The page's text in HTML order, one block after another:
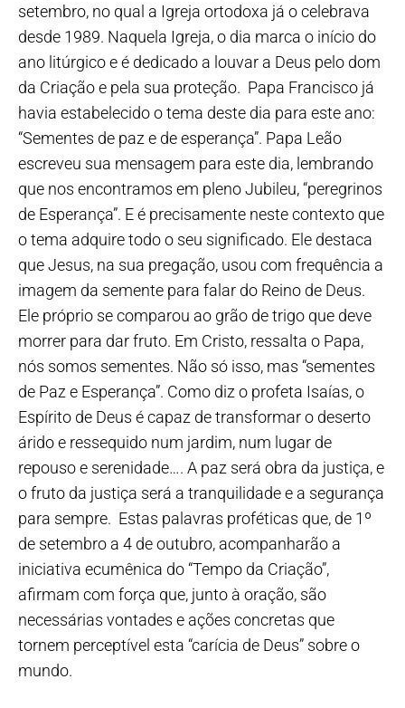
setembro, no qual a Igreja ortodoxa já o celebrava
desde 1989. Naquela Igreja, o dia marca o início do
ano litúrgico e é dedicado a louvar a Deus pelo dom
da Criação e pela sua proteção. Papa Francisco já
havia estabelecido o tema deste dia para este ano:
“Sementes de paz e de esperança”. Papa Leão
escreveu sua mensagem para este dia, lembrando
que nos encontramos em pleno Jubileu, “peregrinos
de Esperança”. E é precisamente neste contexto que
o tema adquire todo o seu significado. Ele destaca
que Jesus, na sua pregação, usou com frequência a
imagem da semente para falar do Reino de Deus.
Ele próprio se comparou ao grão de trigo que deve
morrer para dar fruto. Em Cristo, ressalta o Papa,
nós somos sementes. Não só isso, mas “sementes
de Paz e Esperança”. Como diz o profeta Isaías, o
Espírito de Deus é capaz de transformar o deserto
árido e ressequido num jardim, num lugar de
repouso e serenidade…. A paz será obra da justiça, e
o fruto da justiça será a tranquilidade e a segurança
para sempre. Estas palavras proféticas que, de 1º
de setembro a 4 de outubro, acompanharão a
iniciativa ecumênica do “Tempo da Criação”,
afirmam com força que, junto à oração, são
necessárias vontades e ações concretas que
tornem perceptível esta “carícia de Deus” sobre o
mundo.